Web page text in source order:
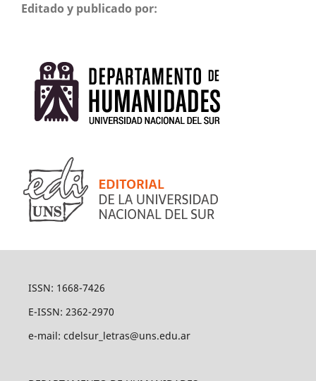
Editado y publicado por:
ISSN: 1668-7426
E-ISSN: 2362-2970
e-mail: cdelsur_letras@uns.edu.ar